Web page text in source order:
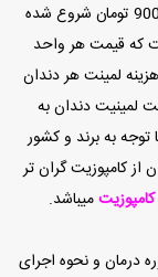
قیمت هر واحد ونیر کامپوزیت در سال 1402 از 900/000 تومان شروع شده
حالیست که قیمت هر واحد
لمینت هر دندان
است. قیمت لمینیت دندان به
توجه به برند و کشور
از کامپوزیت گران تر
میباشد.
درمان و نحوه اجرای